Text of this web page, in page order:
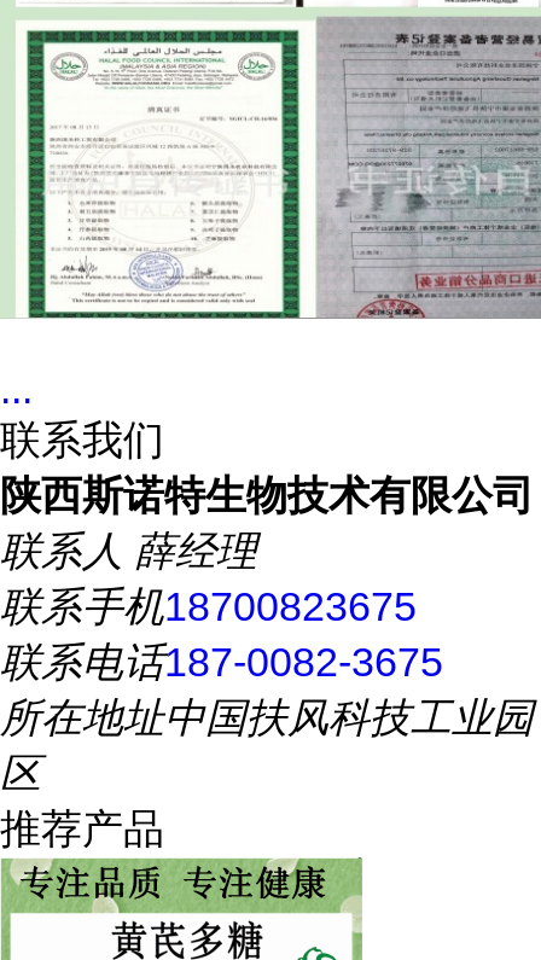
...
联系我们
陕西斯诺特生物技术有限公司
联系人 薛经理
联系手机18700823675
联系电话187-0082-3675
所在地址中国扶风科技工业园
区
推荐产品